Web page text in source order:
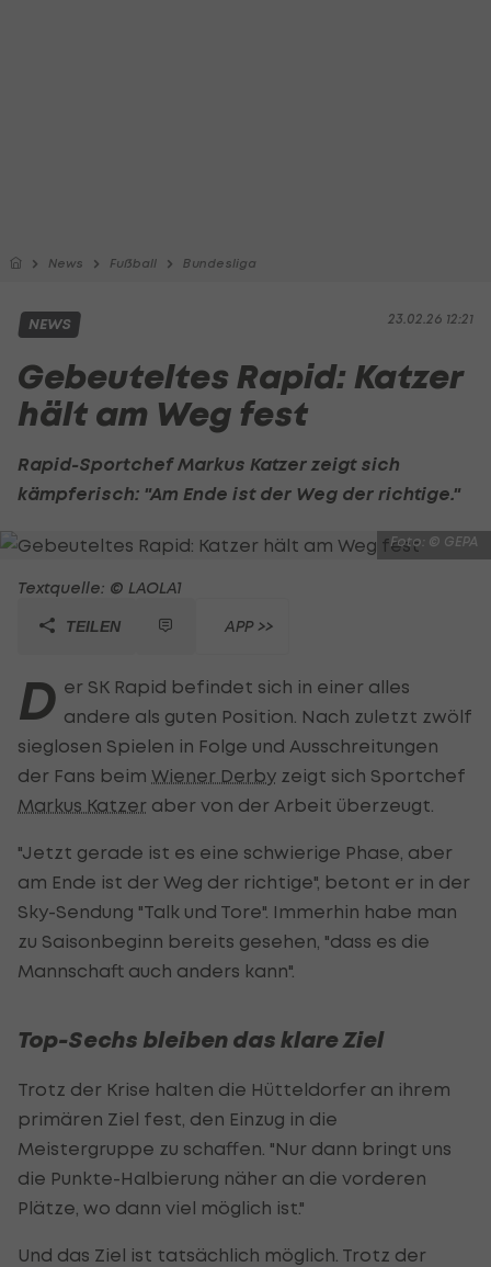
News Fußball Bundesliga
23.02.26 12:21
NEWS
Gebeuteltes Rapid: Katzer
hält am Weg fest
Rapid-SportchefMarkus Katzer zeigt sich
kämpferisch: "Am Ende ist der Weg der richtige."
Foto: © GEPA
Textquelle: © LAOLA1
TEILEN APP >>
D er SK Rapid befindet sich in einer alles
andere als guten Position. Nach zuletzt zwölf
sieglosen Spielen in Folge und Ausschreitungen
der Fans beim Wiener Derby zeigt sich Sportchef
Markus Katzer aber von der Arbeit überzeugt.
"Jetzt gerade ist es eine schwierige Phase, aber
am Ende ist der Weg der richtige", betont er in der
Sky-Sendung "Talk und Tore". Immerhin habe man
zu Saisonbeginn bereits gesehen, "dass es die
Mannschaft auch anders kann".
Top-Sechs bleiben das klare Ziel
Trotz der Krise halten die Hütteldorfer an ihrem
primären Ziel fest, den Einzug in die
Meistergruppe zu schaffen. "Nur dann bringt uns
die Punkte-Halbierung näher an die vorderen
Plätze, wo dann viel möglich ist."
Und das Ziel ist tatsächlich möglich. Trotz der